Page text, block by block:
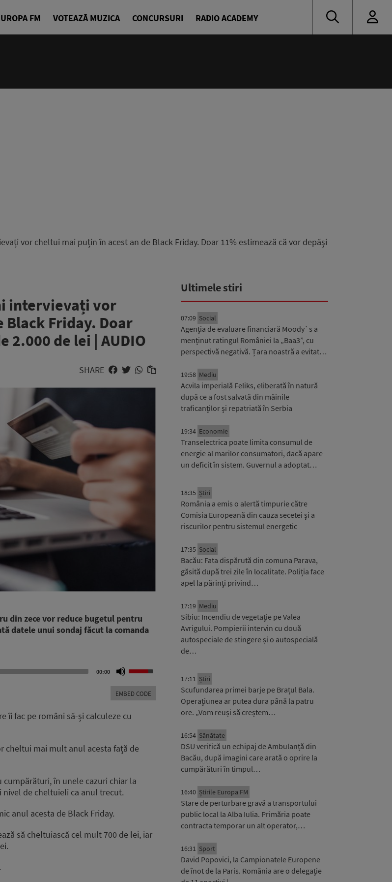
FM VOTEAZĂ MUZICA CONCURSURI RADIO ACADEMY
vor cheltui mai puțin în acest an de Black Friday. Doar 11% estimează că vor depăşi
intervievați vor
Black Friday. Doar
2.000 de lei | AUDIO
SHARE
din zece vor reduce bugetul pentru
datele unui sondaj făcut la comanda
00:00
Up/Down
keys
increase
volume.
EMBED CODE
îi fac pe români să-și calculeze cu
cheltui mai mult anul acesta faţă de
în unele cazuri chiar la
nivel de cheltuieli ca anul trecut.
anul acesta de Black Friday.
să cheltuiască cel mult 700 de lei, iar
Ultimele stiri
07:09 Social
Agenția de evaluare financiară Moody`s a
menținut ratingul României la „Baa3”, cu
perspectivă negativă. Țara noastră a evitat…
19:58 Mediu
Acvila imperială Feliks, eliberată în natură
după ce a fost salvată din mâinile
traficanților și repatriată în Serbia
19:34 Economie
Transelectrica poate limita consumul de
energie al marilor consumatori, dacă apare
un deficit în sistem. Guvernul a adoptat…
18:35 Știri
România a emis o alertă timpurie către
Comisia Europeană din cauza secetei și a
riscurilor pentru sistemul energetic
17:35 Social
Bacău: Fata dispărută din comuna Parava,
găsită după trei zile în localitate. Poliția face
apel la părinți privind…
17:19 Mediu
Sibiu: Incendiu de vegetație pe Valea
Avrigului. Pompierii intervin cu două
autospeciale de stingere și o autospecială
de…
17:11 Știri
Scufundarea primei barje pe Brațul Bala.
Operațiunea ar putea dura până la patru
ore. „Vom reuși să creștem…
16:54 Sănătate
DSU verifică un echipaj de Ambulanță din
Bacău, după imagini care arată o oprire la
cumpărături în timpul…
16:40 Știrile Europa FM
Stare de perturbare gravă a transportului
public local la Alba Iulia. Primăria poate
contracta temporar un alt operator,…
16:31 Sport
David Popovici, la Campionatele Europene
de înot de la Paris. România are o delegație